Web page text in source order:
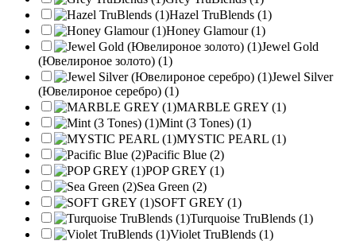
Hazel TruBlends (1)
Honey Glamour (1)
Jewel Gold
(Ювелироное золото) (1)
Jewel Silver
(Ювелироное серебро) (1)
MARBLE GREY (1)
Mint (3 Tones) (1)
MYSTIC PEARL (1)
Pacific Blue (2)
POP GREY (1)
Sea Green (2)
SOFT GREY (1)
Turquoise TruBlends (1)
Violet TruBlends (1)